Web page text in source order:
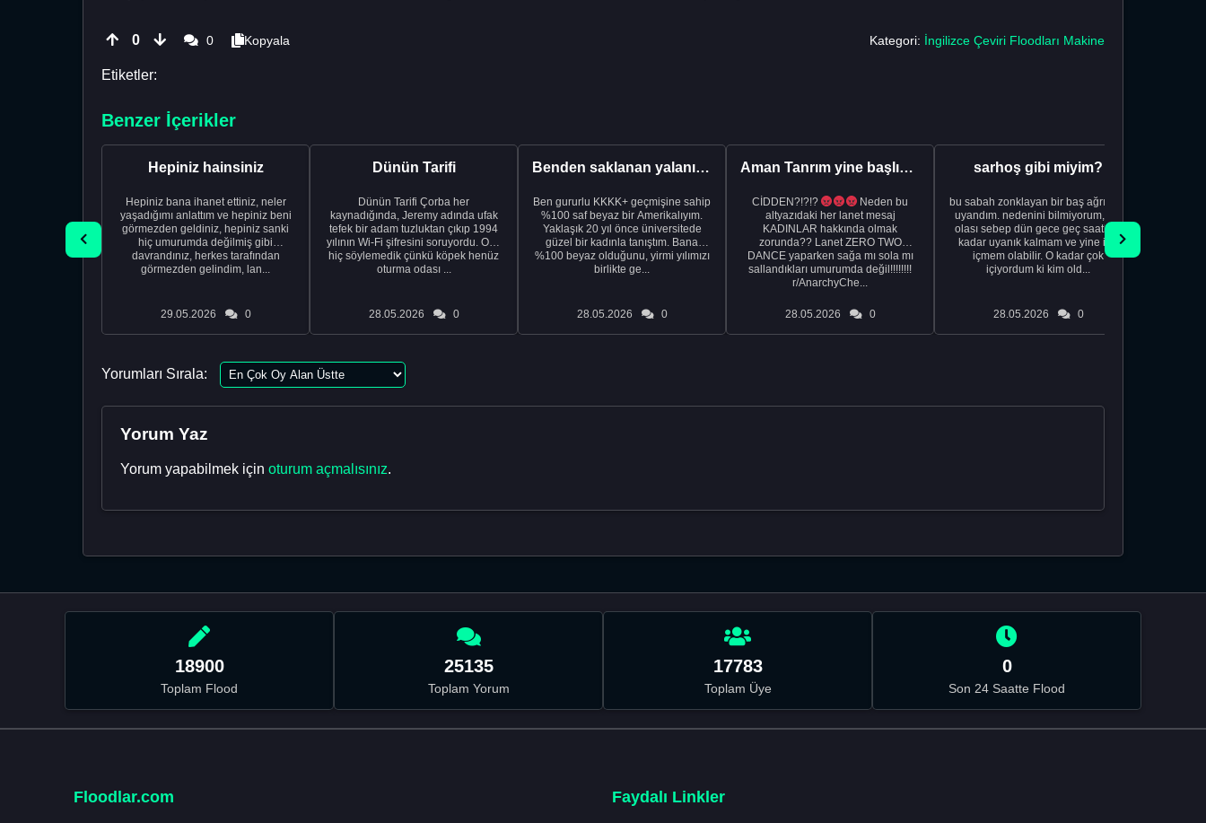
0 0 Kopyala Kategori: İngilizce Çeviri Floodları Makine
Etiketler:
Benzer İçerikler
Hepiniz hainsiniz
Hepiniz bana ihanet ettiniz, neler
yaşadığımı anlattım ve hepiniz beni
görmezden geldiniz, hepiniz sanki
hiç umurumda değilmiş gibi
davrandınız, herkes tarafından
görmezden gelindim, lan...
29.05.2026 0
Dünün Tarifi
Dünün Tarifi Çorba her
kaynadığında, Jeremy adında ufak
tefek bir adam tuzluktan çıkıp 1994
yılının Wi-Fi şifresini soruyordu. Ona
hiç söylemedik çünkü köpek henüz
oturma odası ...
28.05.2026 0
Benden saklanan yalanı ortaya çıkardıktan sonra eşimden...
Ben gururlu KKKK+ geçmişine sahip
%100 saf beyaz bir Amerikalıyım.
Yaklaşık 20 yıl önce üniversitede
güzel bir kadınla tanıştım. Bana
%100 beyaz olduğunu, yirmi yılımızı
birlikte ge...
28.05.2026 0
Aman Tanrım yine başlıyoruz..
CİDDEN?!?!?
Neden bu
altyazıdaki her lanet mesaj
KADINLAR hakkında olmak
zorunda?? Lanet ZERO TWO
DANCE yaparken sağa mı sola mı
sallandıkları umurumda değil!!!!!!!!
r/AnarchyChe...
28.05.2026 0
sarhoş gibi miyim?
bu sabah zonklayan bir baş ağrısıyla
uyandım. nedenini bilmiyorum, tek
olası sebep dün gece geç saatlere
kadar uyanık kalmam ve yine içki
içmem olabilir. O kadar çok
içiyordum ki kim old...
28.05.2026 0
Yorumları Sırala:
Yorum Yaz
Yorum yapabilmek için oturum açmalısınız.
18900
Toplam Flood
25135
Toplam Yorum
17783
Toplam Üye
0
Son 24 Saatte Flood
Floodlar.com Faydalı Linkler